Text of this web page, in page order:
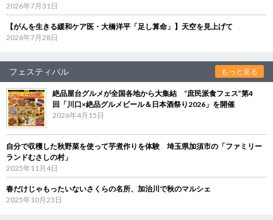
2026年7月31日
【がんを生きる緩和ケア医・大橋洋平「足し算命」】天空を見上げて
2026年7月28日
フェスティバル もっと見る
絶品屋台グルメが全国各地から大集結 “庶民派食フェス”第4
回「川口×絶品グルメビール＆日本酒祭り2026」を開催
2026年4月15日
自分で収穫した秋野菜を使って芋煮作りを体験 埼玉県加須市の「ファミリー
ランドむさしの村」
2025年11月4日
春だけじゃもったいないさくらの名所、加治川で秋のマルシェ
2025年10月23日